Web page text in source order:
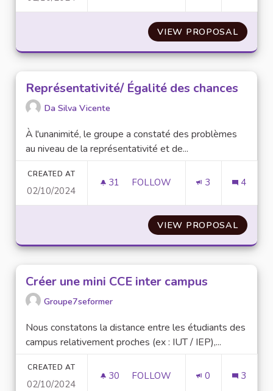
VIEW PROPOSAL
Représentativité/ Égalité des chances
Da Silva Vicente
À l'unanimité, le groupe a constaté des problèmes
au niveau de la représentativité et de...
CREATED AT
02/10/2024
31 31 FOLLOWERS
FOLLOW 3 4
VIEW PROPOSAL
Créer une mini CCE inter campus
Groupe7seformer
Nous constatons la distance entre les étudiants des
campus relativement proches (ex : IUT / IEP),...
CREATED AT
02/10/2024
30 30 FOLLOWERS
FOLLOW 0 3